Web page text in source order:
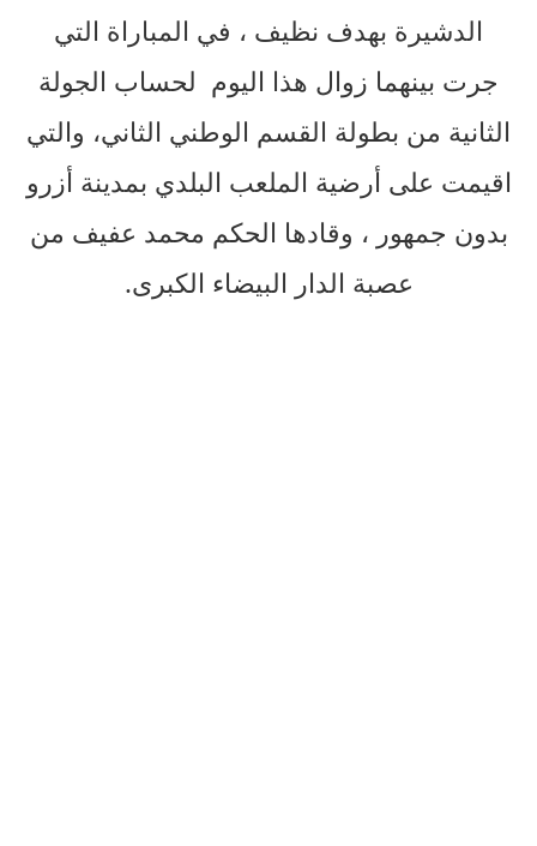
الدشيرة بهدف نظيف ، في المباراة التي
جرت بينهما زوال هذا اليوم لحساب الجولة
الثانية من بطولة القسم الوطني الثاني، والتي
اقيمت على أرضية الملعب البلدي بمدينة أزرو
بدون جمهور ، وقادها الحكم محمد عفيف من
عصبة الدار البيضاء الكبرى.